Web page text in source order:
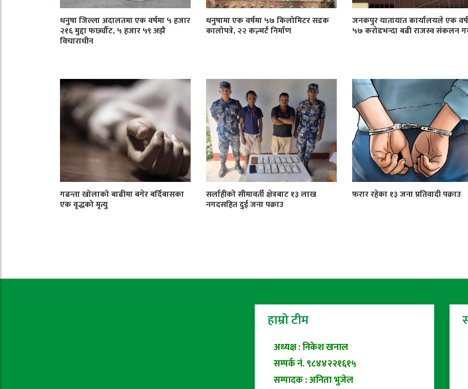
धनुषा जिल्ला अदालतमा एक वर्षमा ५ हजार
२१६ मुद्दा फर्छ्यौट, ५ हजार ५९ अझै
विचाराधीन
धनुषामा एक वर्षमा ५७ किलोमिटर सडक
कालोपत्रे, २२ कल्भर्ट निर्माण
जनकपुर यातायात कार्यालयले एक
५७ करोडभन्दा बढी राजस्व संकलन
गढन्ता खोलाको बाढीमा बगेर बर्दिबासका
एक वृद्धको मृत्यु
सर्लाहीको सीमावर्ती क्षेत्रबाट १३ लाख
नगदसहित दुई जना पक्राउ
फरार रहेका १३ जना प्रतिवादी पक्राउ
हाम्रो टीम
अध्यक्ष : निकेश खनाल
सम्पर्क नं. ९८४४२२१६१५
सम्पादक : अनिता भुजेल